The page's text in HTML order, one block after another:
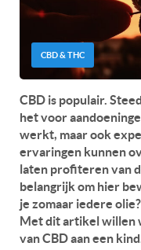
CBD & THC
CBD is populair.
het voor
werkt, maar ook
ervaringen kunnen
laten profiteren van
belangrijk om hier
je zomaar iedere
Met dit artikel willen
van CBD aan een